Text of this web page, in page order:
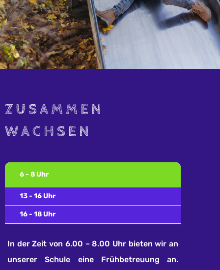
ZUSAMMEN
WACHSEN
6 - 8 Uhr
13 - 16 Uhr
16 - 18 Uhr
In der Zeit von 6.00 – 8.00 Uhr bieten wir an
unserer Schule eine Frühbetreuung an.